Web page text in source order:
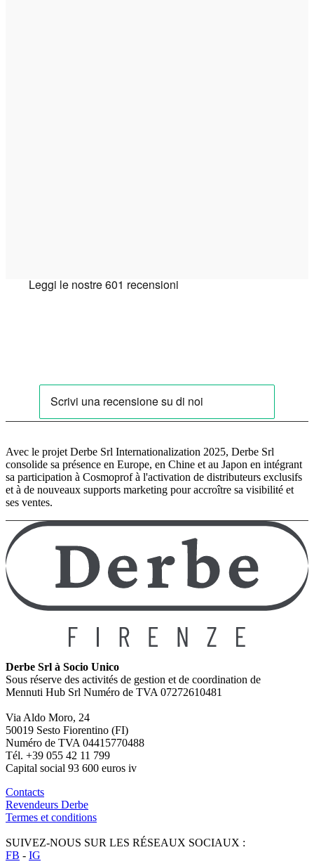
Avec le projet Derbe Srl Internationalization 2025, Derbe Srl
consolide sa présence en Europe, en Chine et au Japon en intégrant
sa participation à Cosmoprof à l'activation de distributeurs exclusifs
et à de nouveaux supports marketing pour accroître sa visibilité et
ses ventes.
Derbe Srl à Socio Unico
Sous réserve des activités de gestion et de coordination de
Mennuti Hub Srl Numéro de TVA 07272610481
Via Aldo Moro, 24
50019 Sesto Fiorentino (FI)
Numéro de TVA 04415770488
Tél. +39 055 42 11 799
Capital social 93 600 euros iv
Contacts
Revendeurs Derbe
Termes et conditions
SUIVEZ-NOUS SUR LES RÉSEAUX SOCIAUX :
FB - IG